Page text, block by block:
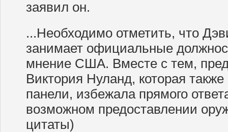
заявил он.
...Необходимо отметить, что
занимает официальные
мнение США. Вместе с тем,
Виктория Нуланд, которая
панели, избежала прямого
возможном предоставлении
цитаты)